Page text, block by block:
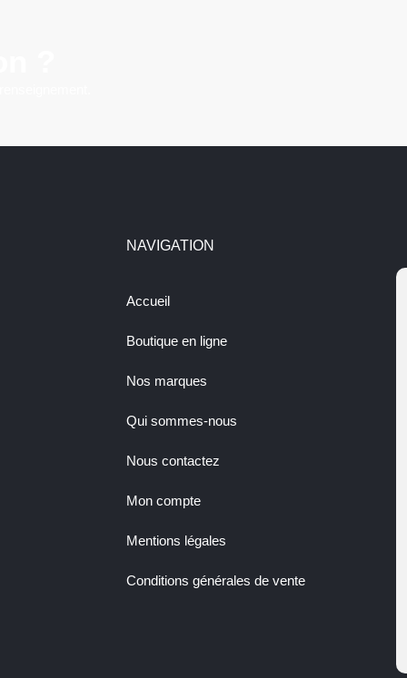
NAVIGATION
Accueil
Boutique en ligne
Nos marques
Qui sommes-nous
Nous contactez
Mon compte
Mentions légales
Conditions générales de vente